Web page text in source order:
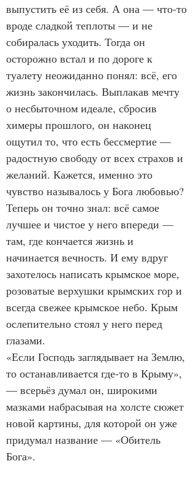
выпустить её из себя. А она — что-то
вроде сладкой теплоты — и не
собиралась уходить. Тогда он
осторожно встал и по дороге к
туалету неожиданно понял: всё, его
жизнь закончилась. Выплакав мечту
о несбыточном идеале, сбросив
химеры прошлого, он наконец
ощутил то, что есть бессмертие —
радостную свободу от всех страхов и
желаний. Кажется, именно это
чувство называлось у Бога любовью?
Теперь он точно знал: всё самое
лучшее и чистое у него впереди —
там, где кончается жизнь и
начинается вечность. И ему вдруг
захотелось написать крымское море,
розоватые верхушки крымских гор и
всегда свежее крымское небо. Крым
ослепительно стоял у него перед
глазами.
«Если Господь заглядывает на Землю,
то останавливается где-то в Крыму»,
— всерьёз думал он, широкими
мазками набрасывая на холсте сюжет
новой картины, для которой он уже
придумал название — «Обитель
Бога».